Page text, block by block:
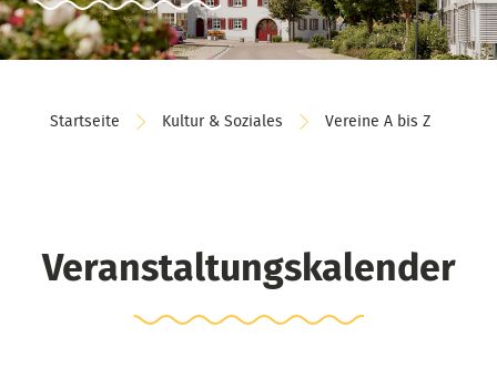
Startseite Kultur & Soziales Vereine A bis Z
Veranstaltungskalender